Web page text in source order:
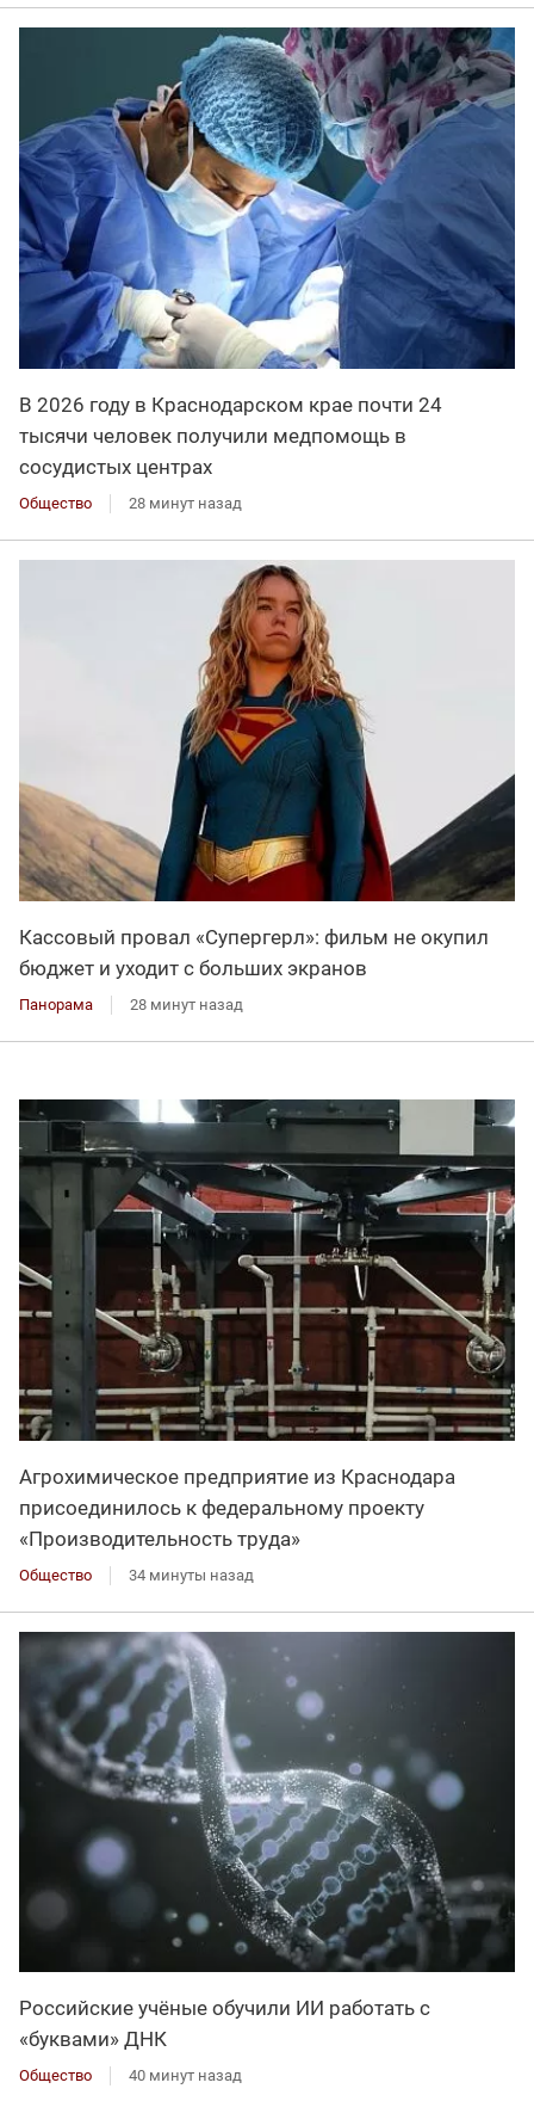
В 2026 году в Краснодарском крае почти 24
тысячи человек получили медпомощь в
сосудистых центрах
Общество 28 минут назад
Кассовый провал «Супергерл»: фильм не окупил
бюджет и уходит с больших экранов
Панорама 28 минут назад
Агрохимическое предприятие из Краснодара
присоединилось к федеральному проекту
«Производительность труда»
Общество 34 минуты назад
Российские учёные обучили ИИ работать с
«буквами» ДНК
Общество 40 минут назад